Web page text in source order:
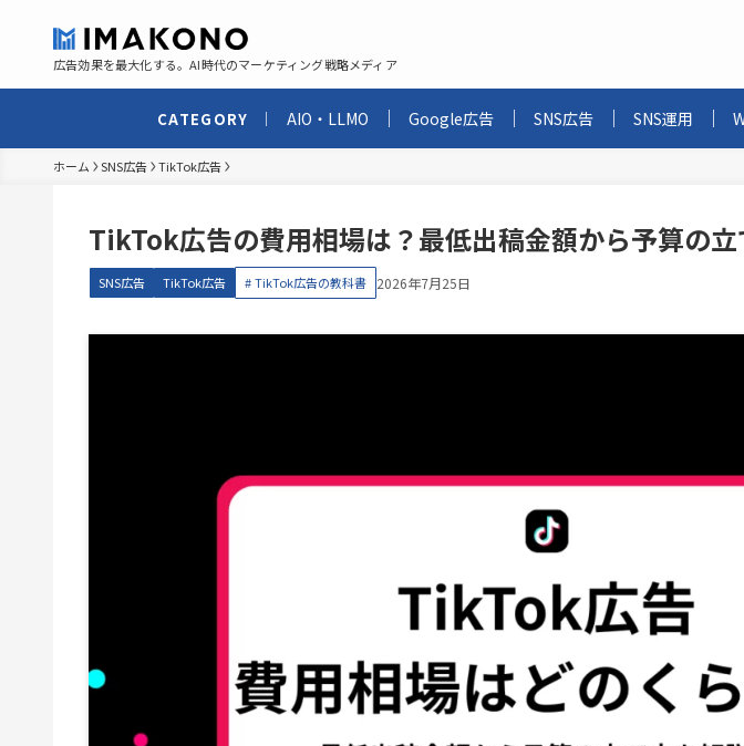
広告効果を最大化する。AI時代のマーケティング戦略メディア
CATEGORY AIO・LLMO Google広告 SNS広告 SNS運用
ホーム SNS広告 TikTok広告
TikTok広告の費用相場は？最低出稿金額から予算の立
SNS広告 TikTok広告 TikTok広告の教科書 2026年7月25日